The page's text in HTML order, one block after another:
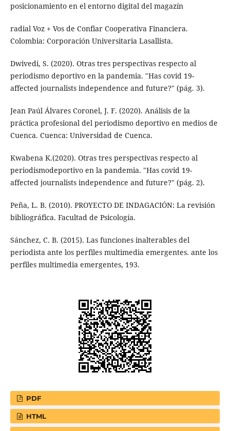
posicionamiento en el entorno digital del magazín
radial Voz + Vos de Confiar Cooperativa Financiera.
Colombia: Corporación Universitaria Lasallista.
Dwivedi, S. (2020). Otras tres perspectivas respecto al
periodismo deportivo en la pandemia. "Has covid 19-
affected journalists independence and future?" (pág. 3).
Jean Paúl Álvares Coronel, J. F. (2020). Análisis de la
práctica profesional del periodismo deportivo en medios de
Cuenca. Cuenca: Universidad de Cuenca.
Kwabena K.(2020). Otras tres perspectivas respecto al
periodismodeportivo en la pandemia. "Has covid 19-
affected journalists independence and future?" (pág. 2).
Peña, L. B. (2010). PROYECTO DE INDAGACIÓN: La revisión
bibliográfica. Facultad de Psicología.
Sánchez, C. B. (2015). Las funciones inalterables del
periodista ante los perfiles multimedia emergentes. ante los
perfiles multimedia emergentes, 193.
PDF
HTML